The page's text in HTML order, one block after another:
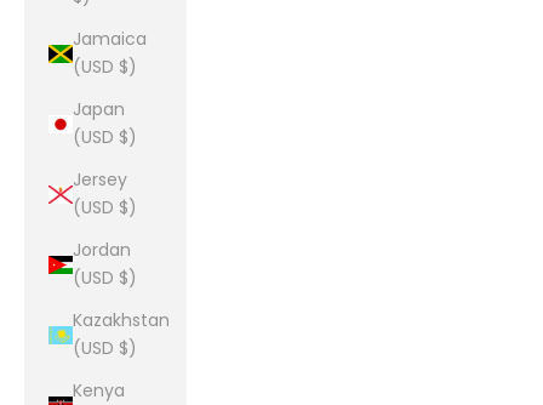
Jamaica
(USD $)
Japan
(USD $)
Jersey
(USD $)
Jordan
(USD $)
Kazakhstan
(USD $)
Kenya